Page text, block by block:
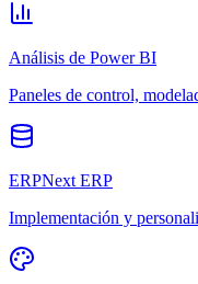
Análisis de Power BI
Paneles de control,
ERPNext ERP
Implementación y